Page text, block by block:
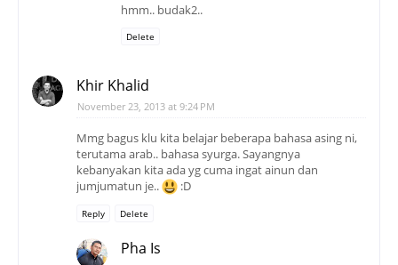
hmm.. budak2..
Delete
Khir Khalid
November 23, 2013 at 9:24 PM
Mmg bagus klu kita belajar beberapa bahasa asing ni,
terutama arab.. bahasa syurga. Sayangnya
kebanyakan kita ada yg cuma ingat ainun dan
jumjumatun je..
:D
Reply Delete
Pha Is